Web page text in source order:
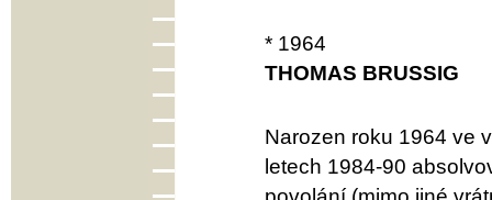
* 1964
THOMAS BRUSSIG
Narozen roku 1964 ve
letech 1984-90